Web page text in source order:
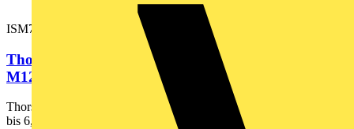
ISM71501
Thorsman Glands, Kabelverschraubung, grau,
M12, Durchmesser 3 bis 6,5...
Thorsman Glands, Kabelverschraubung, grau, M12, Durchmesser 3
bis 6,5 VPE20Stck. Kabelverschraubung mit Zugentlastung...